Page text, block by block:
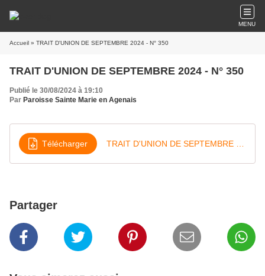
MENU
Accueil » TRAIT D'UNION DE SEPTEMBRE 2024 - N° 350
TRAIT D'UNION DE SEPTEMBRE 2024 - N° 350
Publié le 30/08/2024 à 19:10
Par Paroisse Sainte Marie en Agenais
Télécharger
Partager